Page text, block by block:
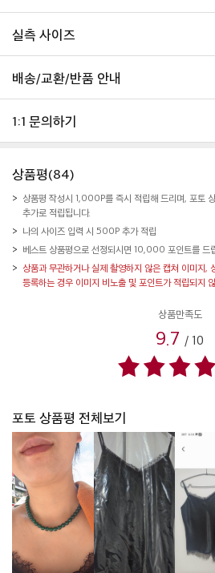
실측 사이즈
배송/교환/반품 안내
1:1 문의하기
상품평(84)
상품평 작성시 1,000P를 즉시 적립해 드리며, 포토
추가로 적립됩니다.
나의 사이즈 입력 시 500P 추가 적립
베스트 상품평으로 선정되시면 10,000 포인트를 드
상품과 무관하거나 실제 촬영하지 않은 캡쳐 이미지,
등록하는 경우 이미지 비노출 및 포인트가 적립되지
상품만족도
9.7 / 10
포토 상품평 전체보기